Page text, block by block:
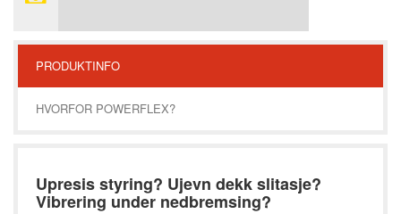
PRODUKTINFO
HVORFOR POWERFLEX?
Upresis styring? Ujevn dekk slitasje?
Vibrering under nedbremsing?